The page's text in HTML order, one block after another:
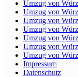
Umzug von
Umzug von
Umzug von
Umzug von
Umzug von
Umzug von
Umzug von
Impressum
Datenschutz